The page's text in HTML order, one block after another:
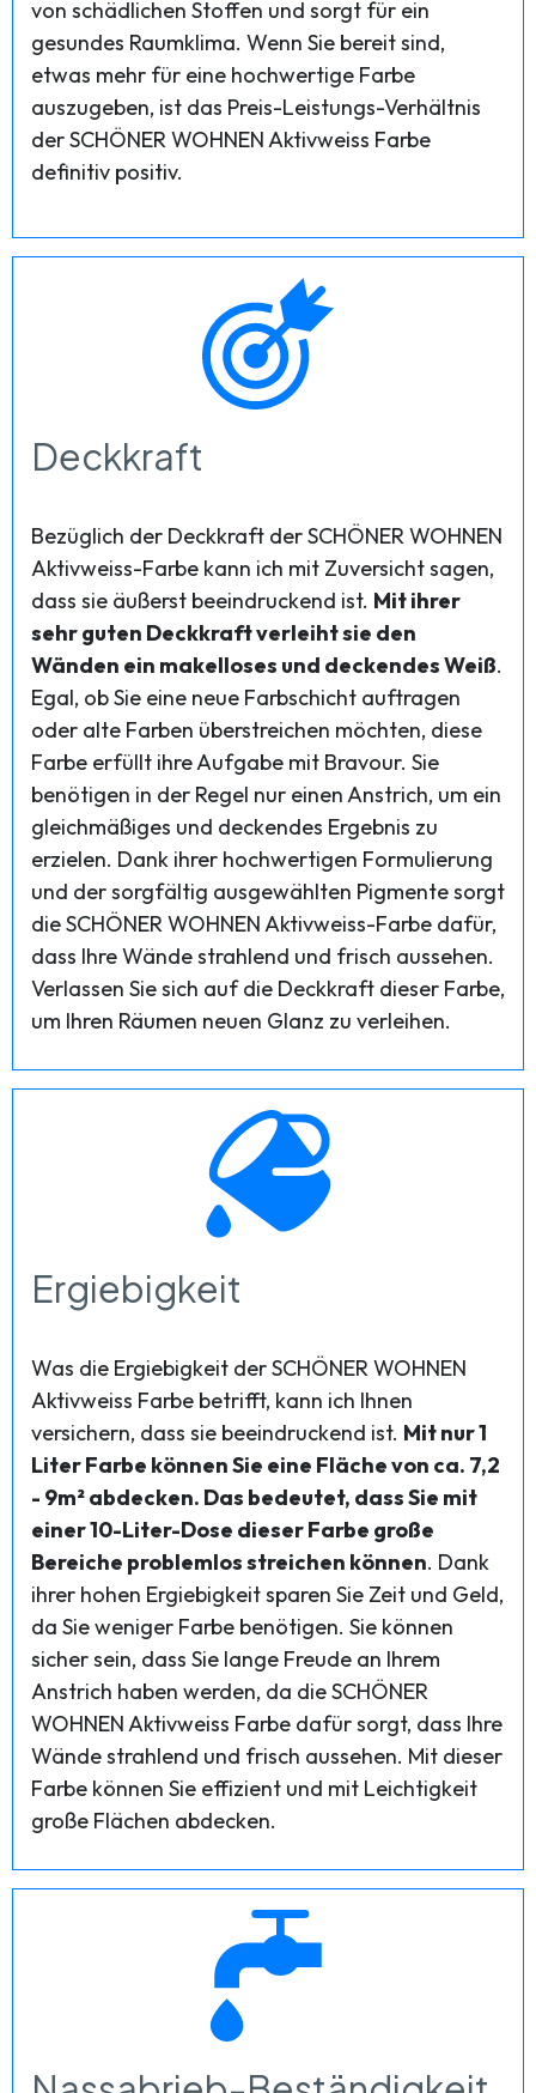
von schädlichen Stoffen und sorgt für ein
gesundes Raumklima. Wenn Sie bereit sind,
etwas mehr für eine hochwertige Farbe
auszugeben, ist das Preis-Leistungs-Verhältnis
der SCHÖNER WOHNEN Aktivweiss Farbe
definitiv positiv.
Deckkraft
Bezüglich der Deckkraft der SCHÖNER WOHNEN
Aktivweiss-Farbe kann ich mit Zuversicht sagen,
dass sie äußerst beeindruckend ist. Mit ihrer
sehr guten Deckkraft verleiht sie den
Wänden ein makelloses und deckendes Weiß.
Egal, ob Sie eine neue Farbschicht auftragen
oder alte Farben überstreichen möchten, diese
Farbe erfüllt ihre Aufgabe mit Bravour. Sie
benötigen in der Regel nur einen Anstrich, um ein
gleichmäßiges und deckendes Ergebnis zu
erzielen. Dank ihrer hochwertigen Formulierung
und der sorgfältig ausgewählten Pigmente sorgt
die SCHÖNER WOHNEN Aktivweiss-Farbe dafür,
dass Ihre Wände strahlend und frisch aussehen.
Verlassen Sie sich auf die Deckkraft dieser Farbe,
um Ihren Räumen neuen Glanz zu verleihen.
Ergiebigkeit
Was die Ergiebigkeit der SCHÖNER WOHNEN
Aktivweiss Farbe betrifft, kann ich Ihnen
versichern, dass sie beeindruckend ist. Mit nur 1
Liter Farbe können Sie eine Fläche von ca. 7,2
- 9m² abdecken. Das bedeutet, dass Sie mit
einer 10-Liter-Dose dieser Farbe große
Bereiche problemlos streichen können. Dank
ihrer hohen Ergiebigkeit sparen Sie Zeit und Geld,
da Sie weniger Farbe benötigen. Sie können
sicher sein, dass Sie lange Freude an Ihrem
Anstrich haben werden, da die SCHÖNER
WOHNEN Aktivweiss Farbe dafür sorgt, dass Ihre
Wände strahlend und frisch aussehen. Mit dieser
Farbe können Sie effizient und mit Leichtigkeit
große Flächen abdecken.